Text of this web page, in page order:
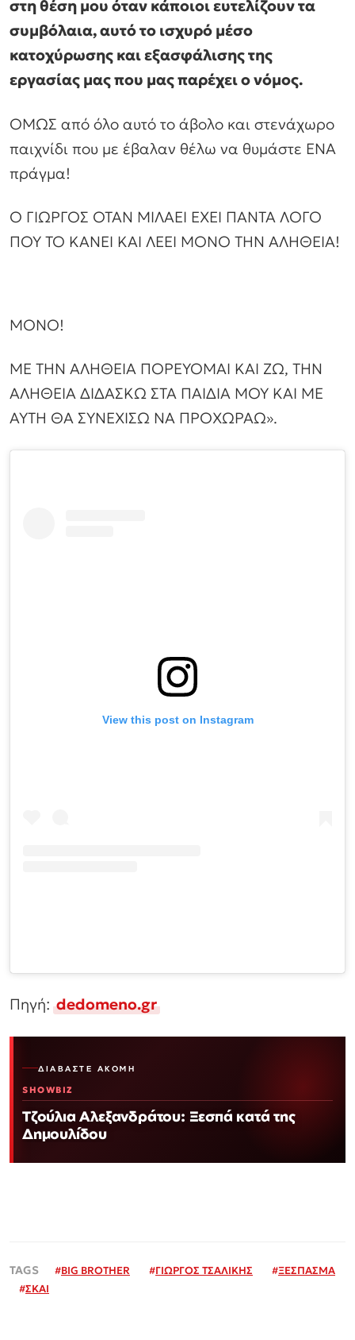
στη θέση μου όταν κάποιοι ευτελίζουν τα
συμβόλαια, αυτό το ισχυρό μέσο
κατοχύρωσης και εξασφάλισης της
εργασίας μας που μας παρέχει ο νόμος.
ΟΜΩΣ από όλο αυτό το άβολο και στενάχωρο
παιχνίδι που με έβαλαν θέλω να θυμάστε ΕΝΑ
πράγμα!
Ο ΓΙΩΡΓΟΣ ΟΤΑΝ ΜΙΛΑΕΙ ΕΧΕΙ ΠΑΝΤΑ ΛΟΓΟ
ΠΟΥ ΤΟ ΚΑΝΕΙ ΚΑΙ ΛΕΕΙ ΜΟΝΟ ΤΗΝ ΑΛΗΘΕΙΑ!
ΜΟΝΟ!
ΜΕ ΤΗΝ ΑΛΗΘΕΙΑ ΠΟΡΕΥΟΜΑΙ ΚΑΙ ΖΩ, ΤΗΝ
ΑΛΗΘΕΙΑ ΔΙΔΑΣΚΩ ΣΤΑ ΠΑΙΔΙΑ ΜΟΥ ΚΑΙ ΜΕ
ΑΥΤΗ ΘΑ ΣΥΝΕΧΙΣΩ ΝΑ ΠΡΟΧΩΡΑΩ».
View this post on Instagram
Πηγή:dedomeno.gr
ΔΙΑΒΆΣΤΕ ΑΚΌΜΗ
SHOWBIZ
Τζούλια Αλεξανδράτου: Ξεσπά κατά της
Δημουλίδου
#BIG BROTHER #ΓΙΩΡΓΟΣ ΤΣΑΛΙΚΗΣ #ΞΕΣΠΑΣΜΑ
#ΣΚΑΙ